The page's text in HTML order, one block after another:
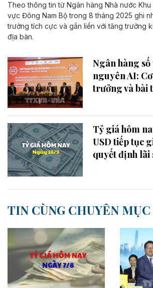
Theo thông tin từ Ngân hàng Nhà nước
vực Đông Nam Bộ trong 8 tháng 2025 ghi
trưởng tích cực và gắn liền với tăng trưởng
địa bàn.
Ngân hàng
nguyên AI:
trưởng và bài
Tỷ giá hôm
USD tiếp tục
quyết định lãi
TIN CÙNG CHUYÊN MỤC